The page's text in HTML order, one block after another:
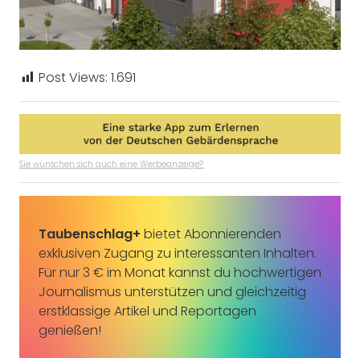
Post Views: 1.691
Sie wünschen sich auch eine Werbeanzeige?
Taubenschlag+ bietet Abonnierenden
exklusiven Zugang zu interessanten Inhalten.
Für nur 3 € im Monat kannst du hochwertigen
Journalismus unterstützen und gleichzeitig
erstklassige Artikel und Reportagen
genießen!